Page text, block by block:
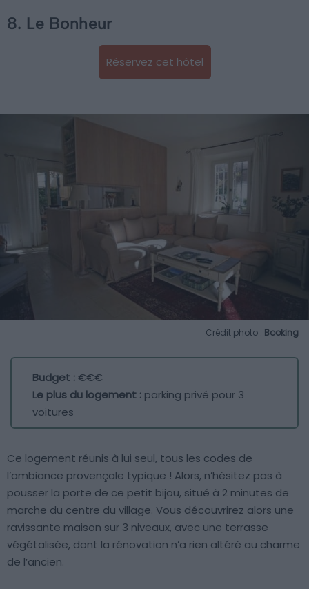
8. Le Bonheur
Réservez cet hôtel
Crédit photo : Booking
Budget :€€€
Le plus du logement : parking privé pour 3
voitures
Ce logement réunis à lui seul, tous les codes de
l’ambiance provençale typique ! Alors, n’hésitez pas à
pousser la porte de ce petit bijou, situé à 2 minutes de
marche du centre du village. Vous découvrirez alors une
ravissante maison sur 3 niveaux, avec une terrasse
végétalisée, dont la rénovation n’a rien altéré au charme
de l’ancien.